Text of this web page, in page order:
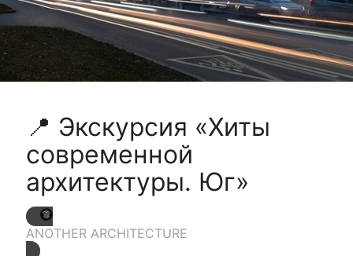
📍 Экскурсия «Хиты
современной
архитектуры. Юг»
ANOTHER ARCHITECTURE